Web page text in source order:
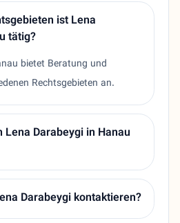
ist Lena
tätig?
bietet Beratung und
Rechtsgebieten an.
Darabeygi in Hanau
Darabeygi kontaktieren?